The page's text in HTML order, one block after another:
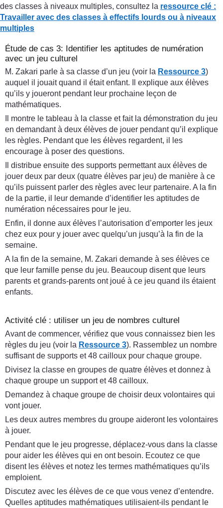
des classes à niveaux multiples, consultez la ressource clé :
Travailler avec des classes à effectifs lourds ou à niveaux
multiples
Étude de cas 3: Identifier les aptitudes de numération
avec un jeu culturel
M. Zakari parle à sa classe d’un jeu (voir la Ressource 3)
auquel il jouait quand il était enfant. Il explique aux élèves
qu’ils y joueront pendant leur prochaine leçon de
mathématiques.
Il montre le tableau à la classe et fait la démonstration du jeu
en demandant à deux élèves de jouer pendant qu’il explique
les règles. Pendant que les élèves regardent, il les
encourage à poser des questions.
Il distribue ensuite des supports permettant aux élèves de
jouer deux par deux (quatre élèves par jeu) de manière à ce
qu’ils puissent parler des règles avec leur partenaire. A la fin
de la partie, il leur demande d’identifier les aptitudes de
numération nécessaires pour le jeu.
Enfin, il donne aux élèves l’autorisation d’emporter les jeux
chez eux pour y jouer avec quelqu’un jusqu’à la fin de la
semaine.
A la fin de la semaine, M. Zakari demande à ses élèves ce
que leur famille pense du jeu. Beaucoup disent que leurs
parents et grands-parents ont joué à ce jeu quand ils étaient
enfants.
Activité clé : utiliser un jeu de nombres culturel
Avant de commencer, vérifiez que vous connaissez bien les
règles du jeu (voir la Ressource 3). Rassemblez un nombre
suffisant de supports et 48 cailloux pour chaque groupe.
Divisez la classe en groupes de quatre élèves et donnez à
chaque groupe un support et 48 cailloux.
Demandez à chaque groupe de choisir deux volontaires qui
vont jouer.
Les deux autres membres du groupe aideront les volontaires
à jouer.
Pendant que le jeu progresse, déplacez-vous dans la classe
pour aider les élèves qui en ont besoin. Ecoutez ce que
disent les élèves et notez les termes mathématiques qu’ils
emploient.
Discutez avec les élèves de ce que vous venez d’entendre.
Quelles aptitudes mathématiques utilisaient-ils pendant le